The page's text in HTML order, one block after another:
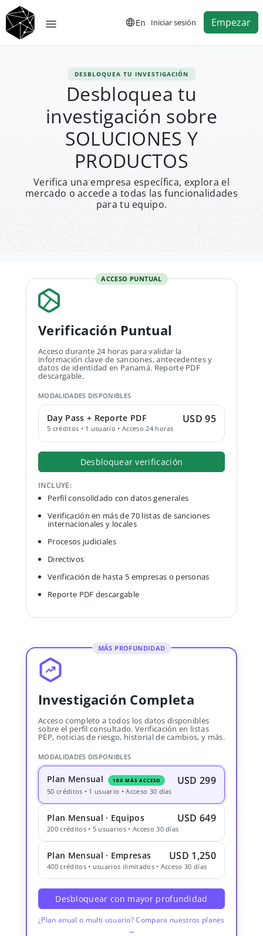
En Iniciar sesión Empezar
DESBLOQUEA TU INVESTIGACIÓN
Desbloquea tu
investigación sobre
SOLUCIONES Y
PRODUCTOS
Verifica una empresa específica, explora el
mercado o accede a todas las funcionalidades
para tu equipo.
ACCESO PUNTUAL
Verificación Puntual
Acceso durante 24 horas para validar la
información clave de sanciones, antecedentes y
datos de identidad en Panamá. Reporte PDF
descargable.
MODALIDADES DISPONIBLES
Day Pass + Reporte PDF
5 créditos • 1 usuario • Acceso 24 horas
USD 95
Desbloquear verificación
INCLUYE:
Perfil consolidado con datos generales
Verificación en más de 70 listas de sanciones
internacionales y locales
Procesos judiciales
Directivos
Verificación de hasta 5 empresas o personas
Reporte PDF descargable
MÁS PROFUNDIDAD
Investigación Completa
Acceso completo a todos los datos disponibles
sobre el perfil consultado. Verificación en listas
PEP, noticias de riesgo, historial de cambios, y más.
MODALIDADES DISPONIBLES
Plan Mensual 10X MÁS ACCESO USD 299
50 créditos • 1 usuario • Acceso 30 días
Plan Mensual · Equipos USD 649
200 créditos • 5 usuarios • Acceso 30 días
Plan Mensual · Empresas USD 1,250
400 créditos • usuarios ilimitados • Acceso 30 días
Desbloquear con mayor profundidad
¿Plan anual o multi usuario? Compara nuestros planes
→